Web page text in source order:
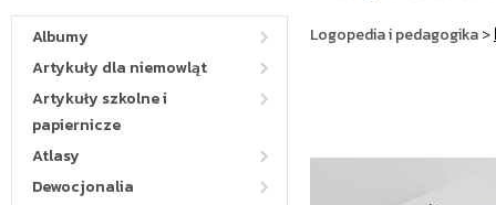
Albumy
Artykuły dla niemowląt
Artykuły szkolne i
papiernicze
Atlasy
Dewocjonalia
Logopedia i pedagogika>